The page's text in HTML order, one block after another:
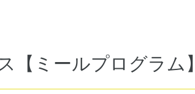
【ミールプログラム】